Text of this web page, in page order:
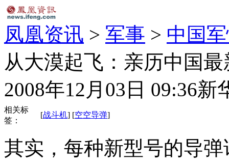
凤凰资讯 > 军事 > 中国
从大漠起飞：亲历中国
2008年12月03日 09:36新
相关标
签：
[战斗机] [空空导弹]
其实，每种新型号的导